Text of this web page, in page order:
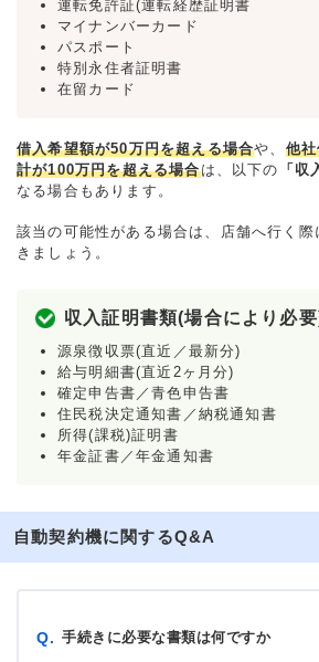
運転免許証(運転経歴証明書
マイナンバーカード
パスポート
特別永住者証明書
在留カード
借入希望額が50万円を超える場合や、 他
計が100万円を超える場合は、以下の 「
なる場合もあります。
該当の可能性がある場合は、店舗へ行く
きましょう。
収入証明書類(場合により必
源泉徴収票(直近／最新分)
給与明細書(直近2ヶ月分)
確定申告書／青色申告書
住民税決定通知書／納税通知書
所得(課税)証明書
年金証書／年金通知書
自動契約機に関するQ&A
Q. 手続きに必要な書類は何ですか